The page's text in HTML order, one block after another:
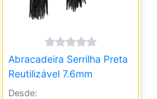
Abracadeira Serrilha Preta
Reutilizável 7.6mm
Desde: